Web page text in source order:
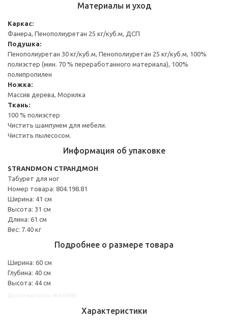
Материалы и уход
Каркас:
Фанера, Пенополиуретан 25 кг/куб.м, ДСП
Подушка:
Пенополиуретан 30 кг/куб.м, Пенополиуретан 25 кг/куб.м, 100%
полиэстер (мин. 70 % переработанного материала), 100%
полипропилен
Ножка:
Массив дерева, Морилка
Ткань:
100 % полиэстер
Чистить шампунем для мебели.
Чистить пылесосом.
Информация об упаковке
STRANDMON СТРАНДМОН
Табурет для ног
Номер товара: 804.198.81
Ширина: 41 см
Высота: 31 см
Длина: 61 см
Вес: 7.40 кг
Подробнее о размере товара
Ширина: 60 см
Глубина: 40 см
Высота: 44 см
Характеристики